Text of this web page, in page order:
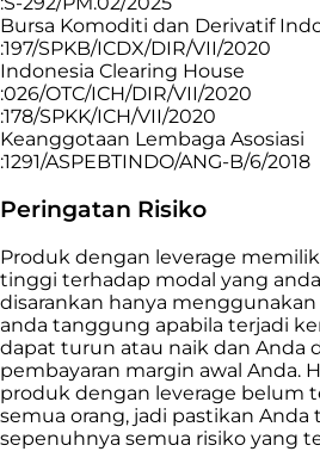
Bursa Komoditi dan Derivatif
:197/SPKB/ICDX/DIR/VII/2020
Indonesia Clearing House
:026/OTC/ICH/DIR/VII/2020
:178/SPKK/ICH/VII/2020
Keanggotaan Lembaga Asosiasi
:1291/ASPEBTINDO/ANG-B/6/2018
Peringatan Risiko
Produk dengan leverage
tinggi terhadap modal yang
disarankan hanya
anda tanggung apabila terjadi
dapat turun atau naik dan Anda
pembayaran margin awal Anda.
produk dengan leverage belum
semua orang, jadi pastikan
sepenuhnya semua risiko yang